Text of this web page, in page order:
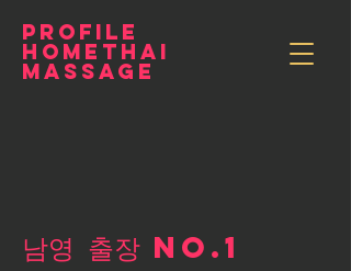
PROFILE
HOMETHAI
MASSAGE
남영 출장 NO.1